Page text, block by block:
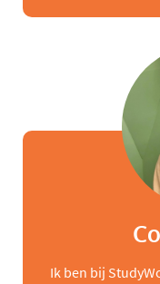
Ik ben bij